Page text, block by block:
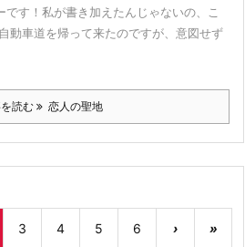
す！私が書き加えたんじゃないの、こ
動車道を帰って来たのですが、意図せず
読む 恋人の聖地
3 4 5 6 › »